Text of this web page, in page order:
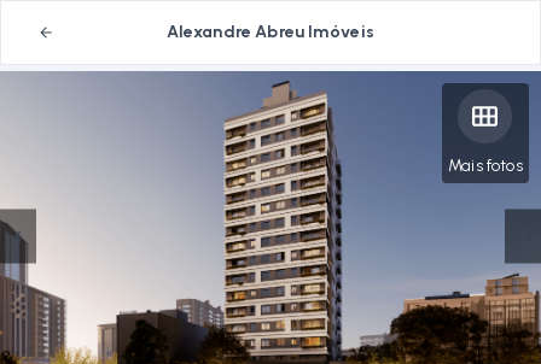
Alexandre Abreu Imóveis
Mais fotos